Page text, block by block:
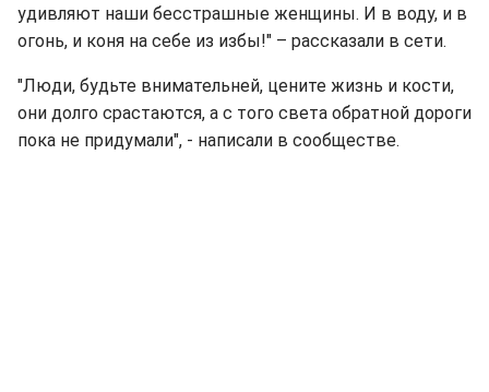
удивляют наши бесстрашные женщины. И в воду, и в
огонь, и коня на себе из избы!" – рассказали в сети.
"Люди, будьте внимательней, цените жизнь и кости,
они долго срастаются, а с того света обратной дороги
пока не придумали", - написали в сообществе.